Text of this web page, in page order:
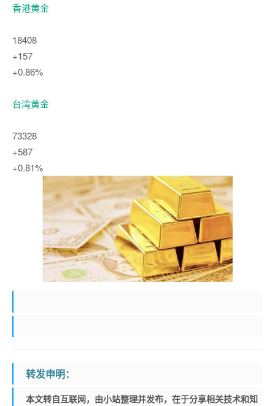
香港黄金
18408
+157
+0.86%
台湾黄金
73328
+587
+0.81%
转发申明：
本文转自互联网，由小站整理并发布，在于分享相关技术和知